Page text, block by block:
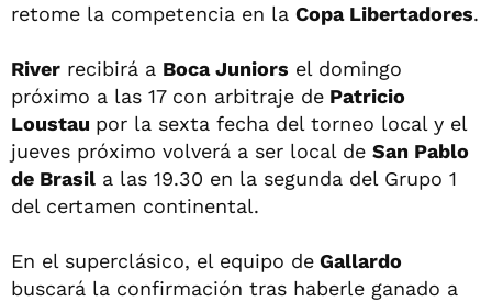
retome la competencia en la Copa Libertadores.
River recibirá a Boca Juniors el domingo
próximo a las 17 con arbitraje de Patricio
Loustau por la sexta fecha del torneo local y el
jueves próximo volverá a ser local de San Pablo
de Brasil a las 19.30 en la segunda del Grupo 1
del certamen continental.
En el superclásico, el equipo de Gallardo
buscará la confirmación tras haberle ganado a